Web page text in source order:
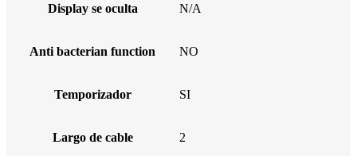
Display se oculta N/A
Anti bacterian function NO
Temporizador SI
Largo de cable 2